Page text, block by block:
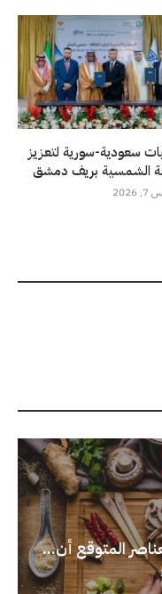
سعودية-سورية لتعزيز
الشمسية بريف دمشق
المتوقع أن...